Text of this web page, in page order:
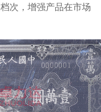
次，增强产品在市场